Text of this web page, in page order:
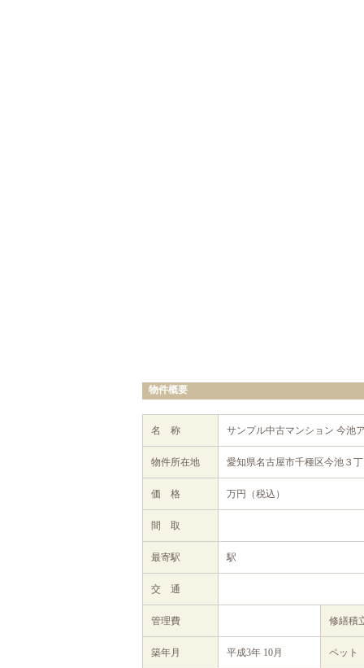
物件概要
名 称 サンプル中古マンション 今池
物件所在地 愛知県名古屋市千種区今池３
価 格 万円（税込）
間 取
最寄駅 駅
交 通
管理費 修繕
築年月 平成3年 10月 ペット